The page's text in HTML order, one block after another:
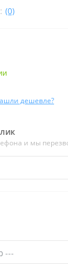
(0)
дешевле?
и мы